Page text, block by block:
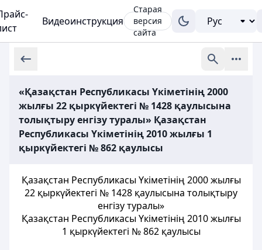
Видеоинструкция
Старая
версия
сайта
«Қазақстан Республикасы Үкіметінің 2000
жылғы 22 қыркүйектегі № 1428 қаулысына
толықтыру енгізу туралы» Қазақстан
Республикасы Үкіметінің 2010 жылғы 1
қыркүйектегі № 862 қаулысы
Қазақстан Республикасы Үкіметінің 2000 жылғы
22 қыркүйектегі № 1428 қаулысына толықтыру
енгізу туралы»
Қазақстан Республикасы Үкіметінің 2010 жылғы
1 қыркүйектегі № 862 қаулысы